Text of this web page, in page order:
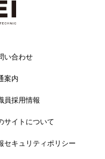
い合わせ
案内
員採用情報
サイトについて
セキュリティポリシー